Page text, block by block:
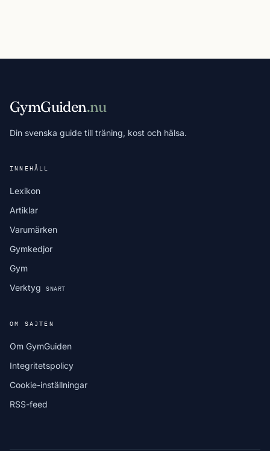
GymGuiden.nu
Din svenska guide till träning, kost och hälsa.
INNEHÅLL
Lexikon
Artiklar
Varumärken
Gymkedjor
Gym
Verktyg
SNART
OM SAJTEN
Om GymGuiden
Integritetspolicy
Cookie-inställningar
RSS-feed